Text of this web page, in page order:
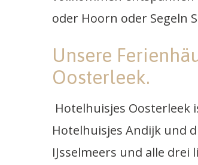
oder Hoorn oder Segeln
Unsere
Oosterleek.
Hotelhuisjes Oosterleek
Hotelhuisjes Andijk und
IJsselmeers und alle